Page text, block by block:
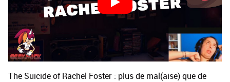
The Suicide of Rachel Foster : plus de mal(aise) que de